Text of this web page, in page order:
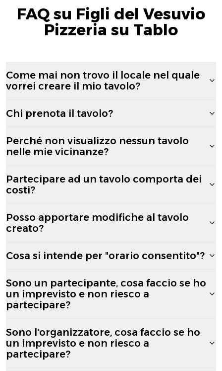
FAQ su Figli del Vesuvio
Pizzeria su Tablo
Come mai non trovo il locale nel quale
vorrei creare il mio tavolo?
Chi prenota il tavolo?
Perché non visualizzo nessun tavolo
nelle mie vicinanze?
Partecipare ad un tavolo comporta dei
costi?
Posso apportare modifiche al tavolo
creato?
Cosa si intende per "orario consentito"?
Sono un partecipante, cosa faccio se ho
un imprevisto e non riesco a
partecipare?
Sono l'organizzatore, cosa faccio se ho
un imprevisto e non riesco a
partecipare?